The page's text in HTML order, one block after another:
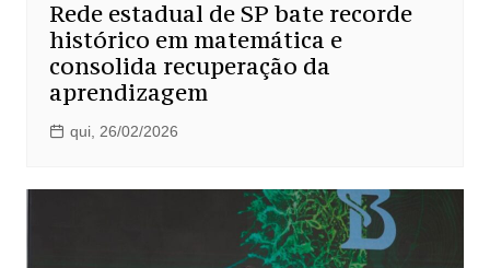
Rede estadual de SP bate recorde
histórico em matemática e
consolida recuperação da
aprendizagem
qui, 26/02/2026